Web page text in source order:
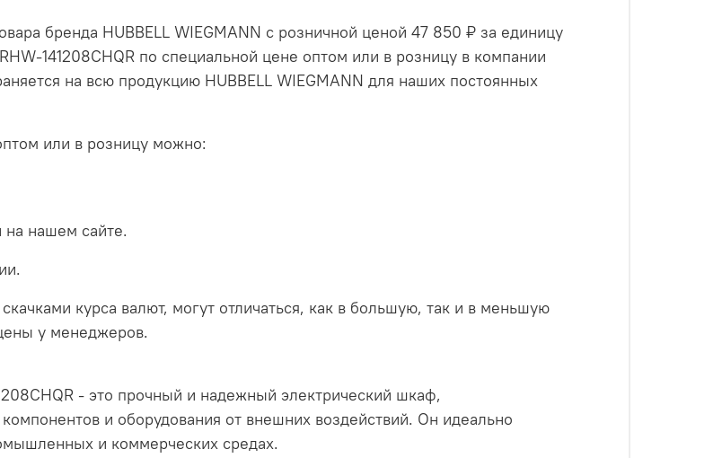
бренда HUBBELL WIEGMANN с розничной ценой 47 850 ₽ за единицу
141208CHQR по специальной цене оптом или в розницу в компании
на всю продукцию HUBBELL WIEGMANN для наших постоянных
или в розницу можно:
на нашем сайте.
курса валют, могут отличаться, как в большую, так и в меньшую
у менеджеров.
- это прочный и надежный электрический шкаф,
и оборудования от внешних воздействий. Он идеально
и коммерческих средах.